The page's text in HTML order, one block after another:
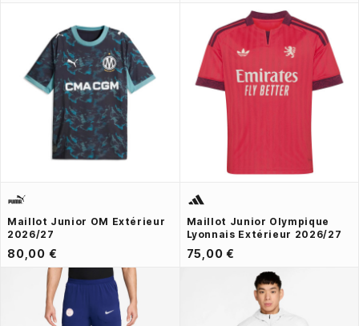
Maillot Junior OM Extérieur
2026/27
80,00 €
Maillot Junior Olympique
Lyonnais Extérieur 2026/27
75,00 €